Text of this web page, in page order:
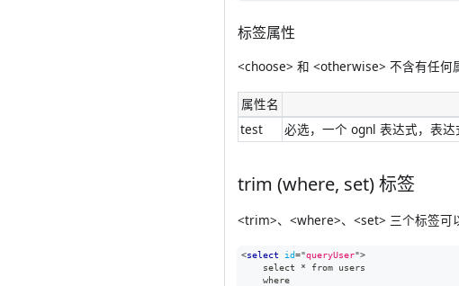
标签属性
<choose> 和 <otherwise> 不含有任何
属性名
test
必选，一个 ognl 表达式，表达
trim (where, set) 标签
<trim>、<where>、<set> 三个标签可
<select id="queryUser">
    select * from users
    where